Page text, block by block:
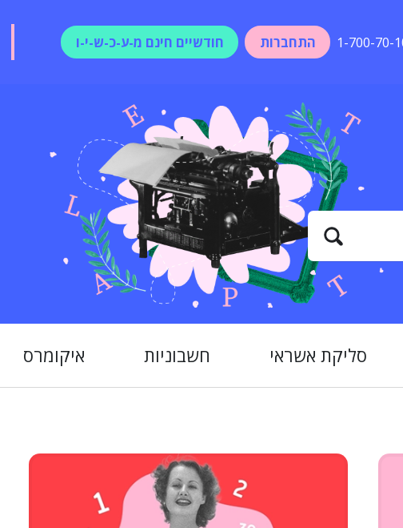
1-700-70- התחברות חודשיים חינם מ-ע-כ-ש-י-ו
סליקת אשראי חשבוניות איקומרס